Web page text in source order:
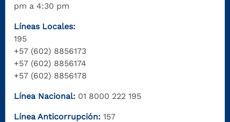
pm a 4:30 pm
Líneas Locales:
195
+57 (602) 8856173
+57 (602) 8856174
+57 (602) 8856178
Línea Nacional: 01 8000 222 195
Línea Anticorrupción: 157